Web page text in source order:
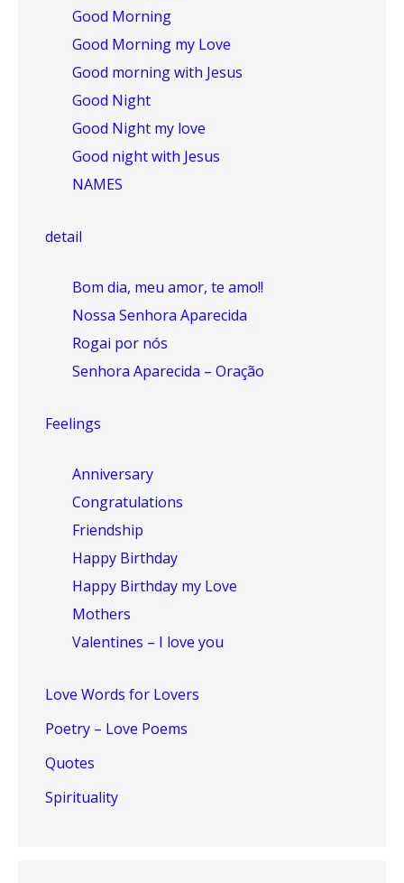
Good Morning
Good Morning my Love
Good morning with Jesus
Good Night
Good Night my love
Good night with Jesus
NAMES
detail
Bom dia, meu amor, te amo!!
Nossa Senhora Aparecida
Rogai por nós
Senhora Aparecida – Oração
Feelings
Anniversary
Congratulations
Friendship
Happy Birthday
Happy Birthday my Love
Mothers
Valentines – I love you
Love Words for Lovers
Poetry – Love Poems
Quotes
Spirituality